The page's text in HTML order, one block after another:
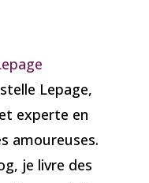
Lepage,
experte en
amoureuses.
je livre des